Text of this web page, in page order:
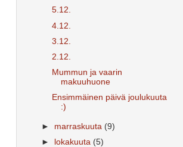
5.12.
4.12.
3.12.
2.12.
Mummun ja vaarin
makuuhuone
Ensimmäinen päivä joulukuuta
:)
► marraskuuta (9)
►
lokakuuta (5)